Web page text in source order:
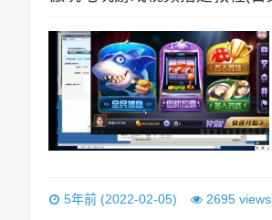
5年前 (2022-02-05) 2695 views